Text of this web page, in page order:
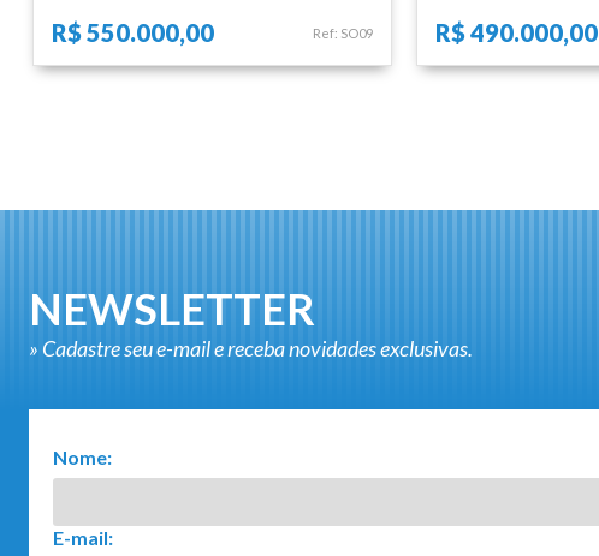
Ref: SO09
R$ 550.000,00 R$ 490.000,00
NEWSLETTER
» Cadastre seu e-mail e receba novidades exclusivas.
Nome:
E-mail: